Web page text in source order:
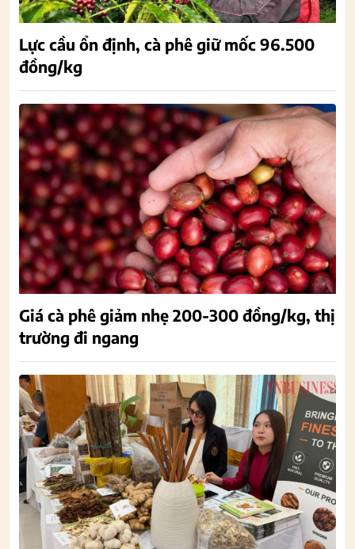
Lực cầu ổn định, cà phê giữ mốc 96.500
đồng/kg
Giá cà phê giảm nhẹ 200-300 đồng/kg, thị
trường đi ngang